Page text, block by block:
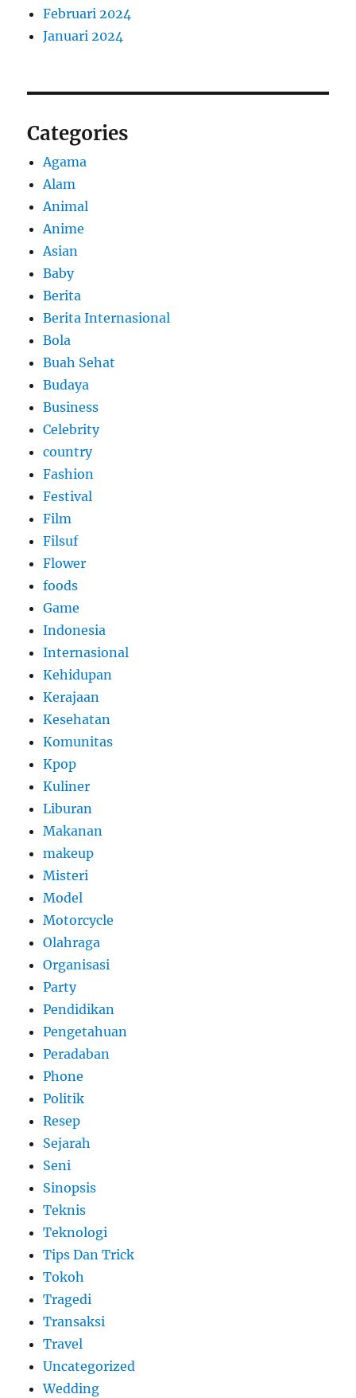
Februari 2024
Januari 2024
Categories
Agama
Alam
Animal
Anime
Asian
Baby
Berita
Berita Internasional
Bola
Buah Sehat
Budaya
Business
Celebrity
country
Fashion
Festival
Film
Filsuf
Flower
foods
Game
Indonesia
Internasional
Kehidupan
Kerajaan
Kesehatan
Komunitas
Kpop
Kuliner
Liburan
Makanan
makeup
Misteri
Model
Motorcycle
Olahraga
Organisasi
Party
Pendidikan
Pengetahuan
Peradaban
Phone
Politik
Resep
Sejarah
Seni
Sinopsis
Teknis
Teknologi
Tips Dan Trick
Tokoh
Tragedi
Transaksi
Travel
Uncategorized
Wedding